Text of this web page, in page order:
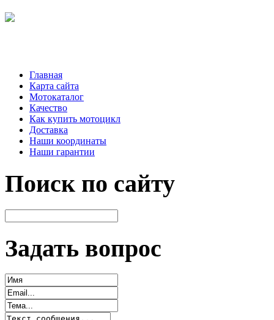
Главная
Карта сайта
Мотокаталог
Качество
Как купить мотоцикл
Доставка
Наши координаты
Наши гарантии
Поиск по сайту
Задать вопрос